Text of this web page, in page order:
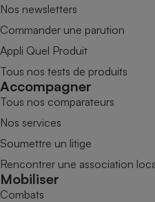
Nos newsletters
Commander une parution
Appli Quel Produit
Tous nos tests de produits
Accompagner
Tous nos comparateurs
Nos services
Soumettre un litige
Rencontrer une association
Mobiliser
Combats